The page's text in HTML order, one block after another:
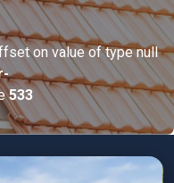
on value of type null
533